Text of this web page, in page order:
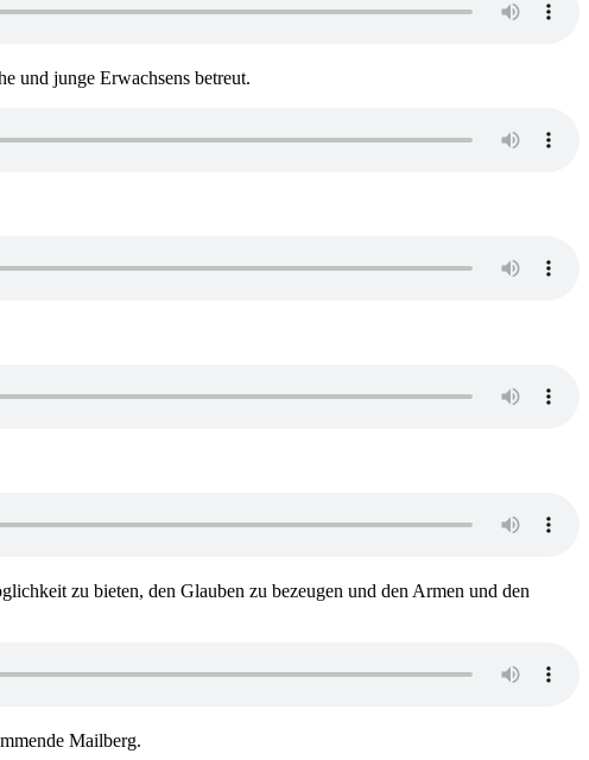
und junge Erwachsens betreut.
zu bieten, den Glauben zu bezeugen und den Armen und den
Mailberg.